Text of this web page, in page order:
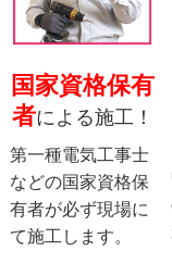
国家資格保有
者による施工！
第一種電気工事士
などの国家資格保
有者が必ず現場に
て施⼯します。